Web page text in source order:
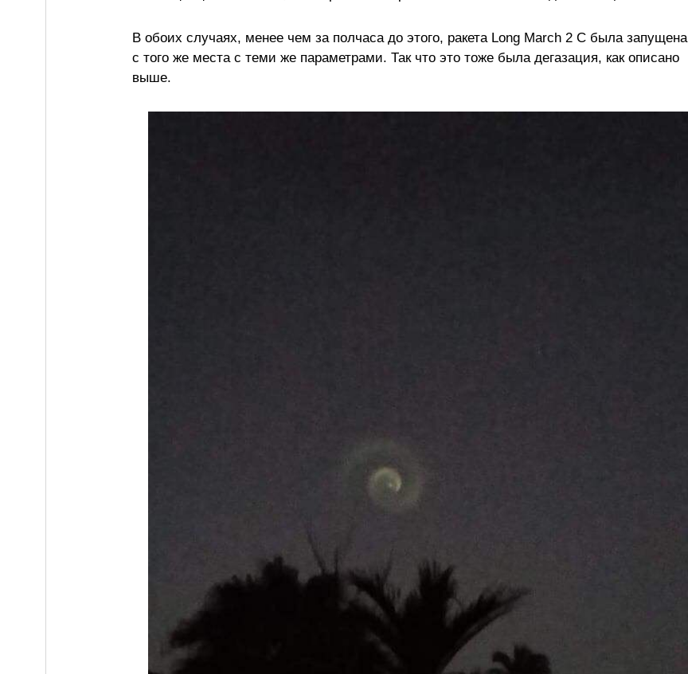
В обоих случаях, менее чем за полчаса до этого, ракета Long March 2 C была запущена
с того же места с теми же параметрами. Так что это тоже была дегазация, как описано
выше.